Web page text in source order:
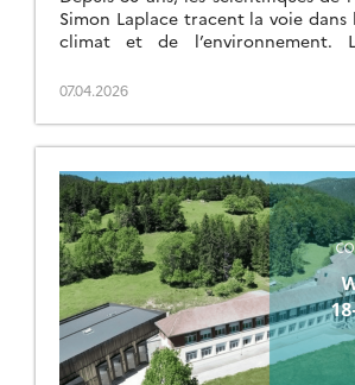
Simon Laplace tracent la voie dans
climat et de l’environnement.
07.04.2026